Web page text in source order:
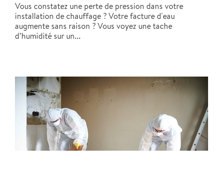
Vous constatez une perte de pression dans votre
installation de chauffage ? Votre facture d'eau
augmente sans raison ? Vous voyez une tache
d’humidité sur un...